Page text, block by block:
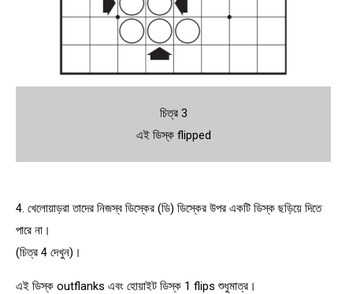
চিত্র 3
এই ডিস্ক flipped
4. খেলোয়াড়রা তাদের নিজস্ব ডিস্কের (ডি) ডিস্কের উপর একটি ডিস্ক ছড়িয়ে দিতে
পারে না।
(চিত্র 4 দেখুন)।
এই ডিস্ক outflanks এবং হোয়াইট ডিস্ক 1 flips শুধুমাত্র।